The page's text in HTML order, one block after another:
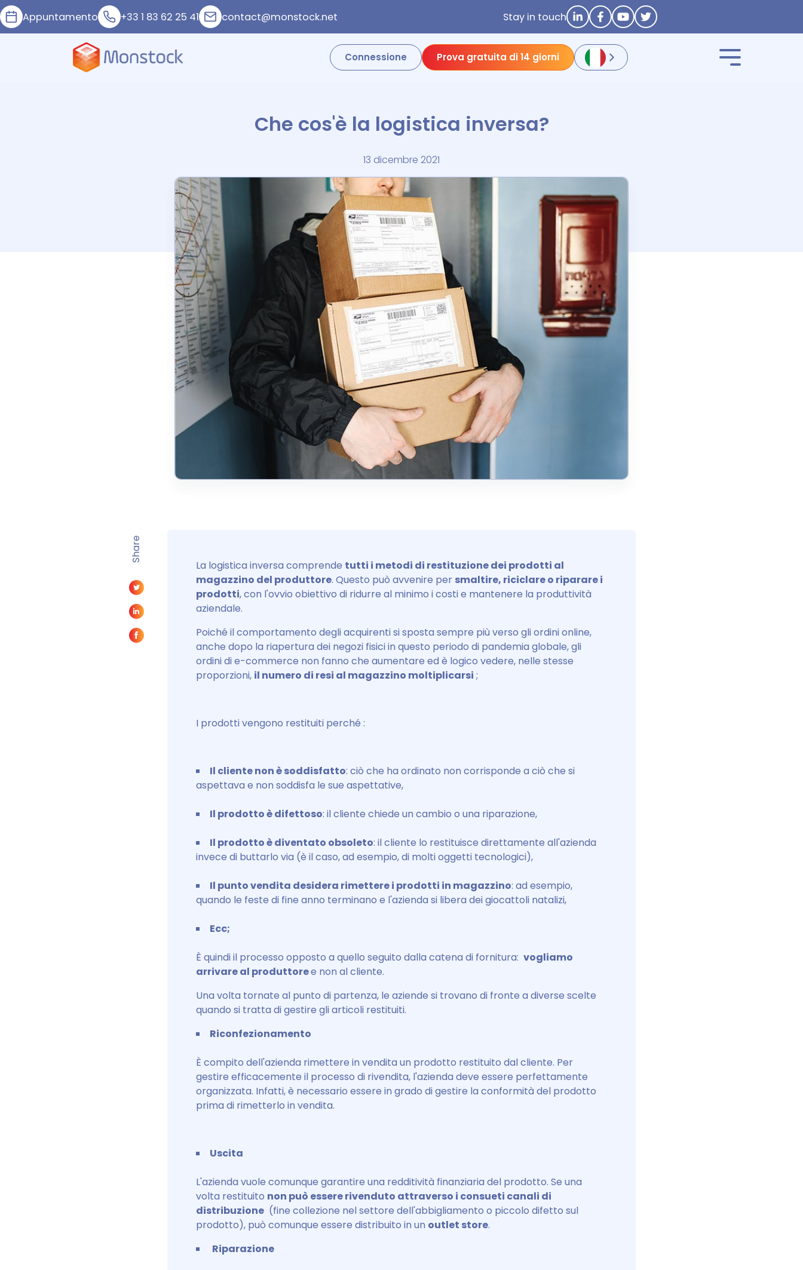
Appuntamento +33 1 83 62 25 41 contact@monstock.net Stay in touch
Connessione Prova gratuita di 14 giorni
Che cos'è la logistica inversa?
13 dicembre 2021
Share
La logistica inversa comprende tutti i metodi di restituzione dei prodotti al
magazzino del produttore. Questo può avvenire per smaltire, riciclare o riparare i
prodotti, con l'ovvio obiettivo di ridurre al minimo i costi e mantenere la produttività
aziendale.
Poiché il comportamento degli acquirenti si sposta sempre più verso gli ordini online,
anche dopo la riapertura dei negozi fisici in questo periodo di pandemia globale, gli
ordini di e-commerce non fanno che aumentare ed è logico vedere, nelle stesse
proporzioni, il numero di resi al magazzino moltiplicarsi ;
I prodotti vengono restituiti perché :
Il cliente non è soddisfatto: ciò che ha ordinato non corrisponde a ciò che si
aspettava e non soddisfa le sue aspettative,
Il prodotto è difettoso: il cliente chiede un cambio o una riparazione,
Il prodotto è diventato obsoleto: il cliente lo restituisce direttamente all'azienda
invece di buttarlo via (è il caso, ad esempio, di molti oggetti tecnologici),
Il punto vendita desidera rimettere i prodotti in magazzino: ad esempio,
quando le feste di fine anno terminano e l'azienda si libera dei giocattoli natalizi,
Ecc;
È quindi il processo opposto a quello seguito dalla catena di fornitura: vogliamo
arrivare al produttoree non al cliente.
Una volta tornate al punto di partenza, le aziende si trovano di fronte a diverse scelte
quando si tratta di gestire gli articoli restituiti.
Riconfezionamento
È compito dell'azienda rimettere in vendita un prodotto restituito dal cliente. Per
gestire efficacemente il processo di rivendita, l'azienda deve essere perfettamente
organizzata. Infatti, è necessario essere in grado di gestire la conformità del prodotto
prima di rimetterlo in vendita.
Uscita
L'azienda vuole comunque garantire una redditività finanziaria del prodotto. Se una
volta restituito non può essere rivenduto attraverso i consueti canali di
distribuzione (fine collezione nel settore dell'abbigliamento o piccolo difetto sul
prodotto), può comunque essere distribuito in un outlet store.
Riparazione